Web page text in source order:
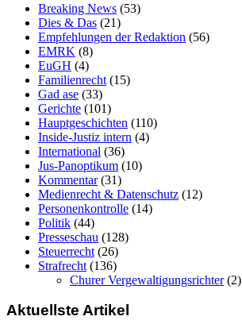
Breaking News (53)
Dies & Das (21)
Empfehlungen der Redaktion (56)
EMRK (8)
EuGH (4)
Familienrecht (15)
Gad ase (33)
Gerichte (101)
Hauptgeschichten (110)
Inside-Justiz intern (4)
International (36)
Jus-Panoptikum (10)
Kommentar(31)
Medienrecht & Datenschutz (12)
Personenkontrolle (14)
Politik (44)
Presseschau (128)
Steuerrecht (26)
Strafrecht (136)
Churer Vergewaltigungsrichter(2)
Aktuellste Artikel